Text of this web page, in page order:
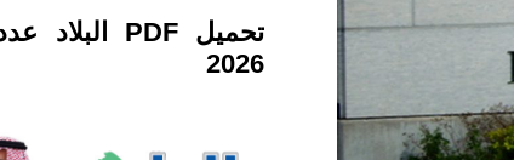
2026